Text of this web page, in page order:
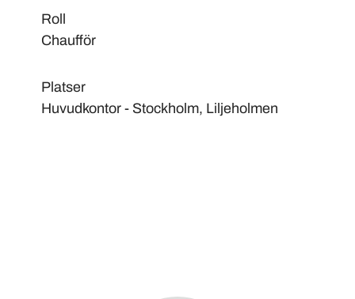
Roll
Chaufför
Platser
Huvudkontor - Stockholm, Liljeholmen